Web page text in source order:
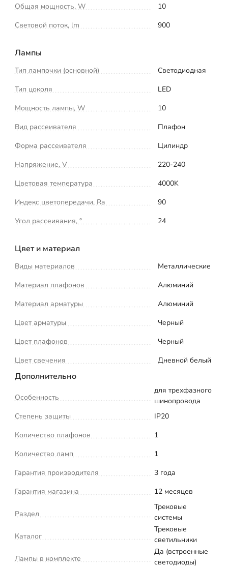
Общая мощность, W
10
Световой поток, lm
900
Лампы
Тип лампочки (основной)
Светодиодная
Тип цоколя
LED
Мощность лампы, W
10
Вид рассеивателя
Плафон
Форма рассеивателя
Цилиндр
Напряжение, V
220-240
Цветовая температура
4000K
Индекс цветопередачи, Ra
90
Угол рассеивания, °
24
Цвет и материал
Виды материалов
Металлические
Материал плафонов
Алюминий
Материал арматуры
Алюминий
Цвет арматуры
Черный
Цвет плафонов
Черный
Цвет свечения
Дневной белый
Дополнительно
Особенность
для трехфазного
шинопровода
Степень защиты
IP20
Количество плафонов
1
Количество ламп
1
Гарантия производителя
3 года
Гарантия магазина
12 месяцев
Раздел
Трековые
системы
Каталог
Трековые
светильники
Лампы в комплекте
Да (встроенные
светодиоды)